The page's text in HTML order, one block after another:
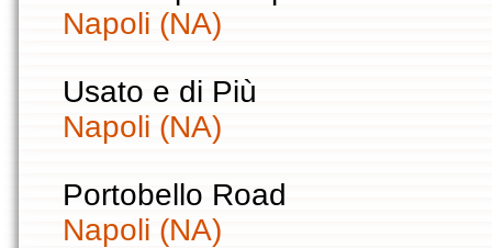
Napoli (NA)
Usato e di Più
Napoli (NA)
Portobello Road
Napoli (NA)